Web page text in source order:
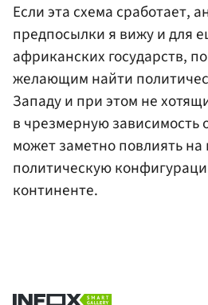
Если эта схема сработает,
предпосылки я вижу и для
африканских государств,
желающим найти
Западу и при этом не
в чрезмерную зависимость
может заметно повлиять на
политическую
континенте.